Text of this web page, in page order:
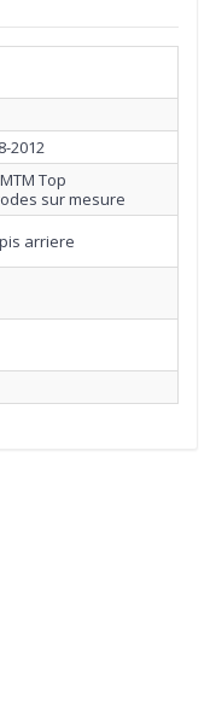
2012
Top
sur mesure
arriere